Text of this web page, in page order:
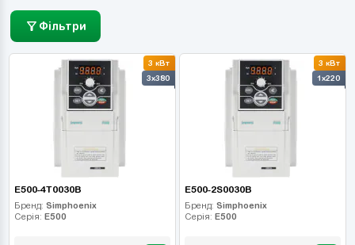
Фільтри
3 кВт
3x380
E500-4T0030B
Бренд: Simphoenix
Серія: E500
3 кВт
1x220
E500-2S0030B
Бренд: Simphoenix
Серія: E500